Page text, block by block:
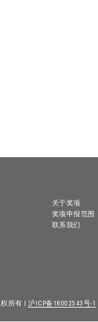
关于奖项
奖项申报范围
联系我们
权所有 | 沪ICP备18002543号-1